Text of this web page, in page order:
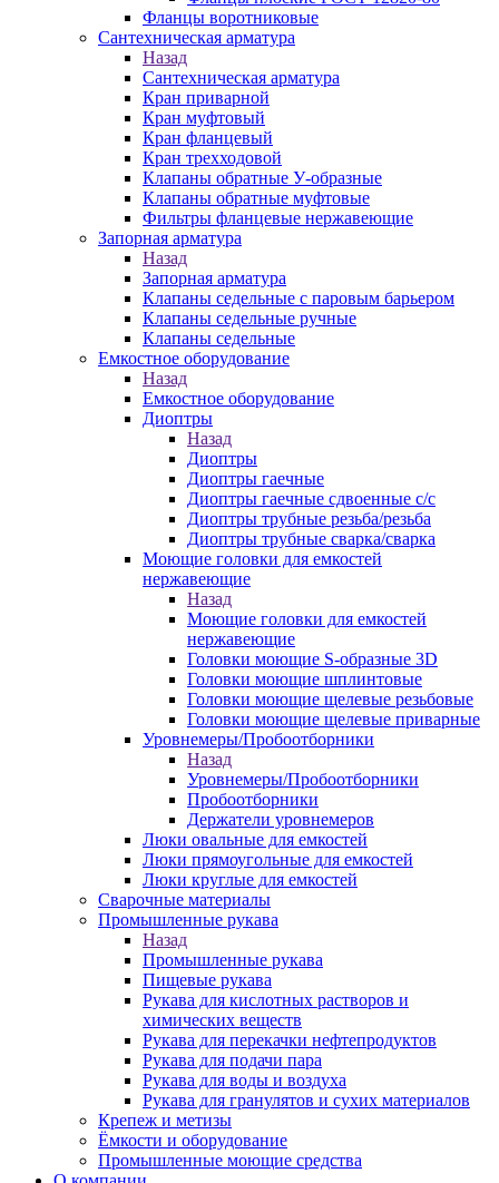
Фланцы воротниковые
Сантехническая арматура
Назад
Сантехническая арматура
Кран приварной
Кран муфтовый
Кран фланцевый
Кран трехходовой
Клапаны обратные У-образные
Клапаны обратные муфтовые
Фильтры фланцевые нержавеющие
Запорная арматура
Назад
Запорная арматура
Клапаны седельные с паровым барьером
Клапаны седельные ручные
Клапаны седельные
Емкостное оборудование
Назад
Емкостное оборудование
Диоптры
Назад
Диоптры
Диоптры гаечные
Диоптры гаечные сдвоенные c/c
Диоптры трубные резьба/резьба
Диоптры трубные сварка/сварка
Моющие головки для емкостей
нержавеющие
Назад
Моющие головки для емкостей
нержавеющие
Головки моющие S-образные 3D
Головки моющие шплинтовые
Головки моющие щелевые резьбовые
Головки моющие щелевые приварные
Уровнемеры/Пробоотборники
Назад
Уровнемеры/Пробоотборники
Пробоотборники
Держатели уровнемеров
Люки овальные для емкостей
Люки прямоугольные для емкостей
Люки круглые для емкостей
Сварочные материалы
Промышленные рукава
Назад
Промышленные рукава
Пищевые рукава
Рукава для кислотных растворов и
химических веществ
Рукава для перекачки нефтепродуктов
Рукава для подачи пара
Рукава для воды и воздуха
Рукава для гранулятов и сухих материалов
Крепеж и метизы
Ёмкости и оборудование
Промышленные моющие средства